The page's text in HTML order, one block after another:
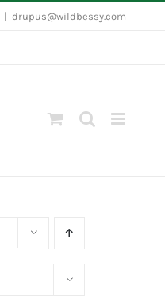
drupus@wildbessy.com